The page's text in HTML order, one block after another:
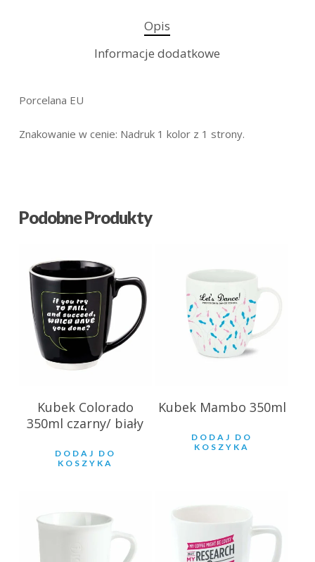
Opis
Informacje dodatkowe
Porcelana EU
Znakowanie w cenie: Nadruk 1 kolor z 1 strony.
Podobne Produkty
21.18zł
Kubek Colorado
350ml czarny/ biały
DODAJ DO
KOSZYKA
20.48zł
Kubek Mambo 350ml
DODAJ DO
KOSZYKA
18.79zł 23.78zł